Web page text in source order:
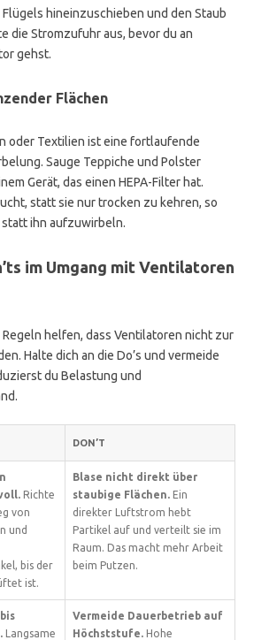
Flügels hineinzuschieben und den Staub
die Stromzufuhr aus, bevor du an
gehst.
Flächen
oder Textilien ist eine fortlaufende
Sauge Teppiche und Polster
Gerät, das einen HEPA-Filter hat.
statt sie nur trocken zu kehren, so
statt ihn aufzuwirbeln.
im Umgang mit Ventilatoren
Regeln helfen, dass Ventilatoren nicht zur
Halte dich an die Do’s und vermeide
du Belastung und
DON’T
Richte
von
und
bis der
ist.
Blase nicht direkt über
staubige Flächen. Ein
direkter Luftstrom hebt
Partikel auf und verteilt sie im
Raum. Das macht mehr Arbeit
beim Putzen.
Langsame
Vermeide Dauerbetrieb auf
Höchststufe. Hohe